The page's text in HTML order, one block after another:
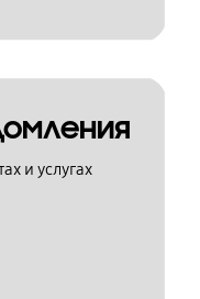
и услугах